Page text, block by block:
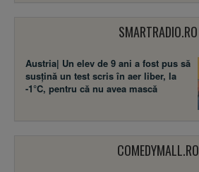
SMARTRADIO.RO
Austria| Un elev de 9 ani a fost pus să
susţină un test scris în aer liber, la
-1°C, pentru că nu avea mască
COMEDYMALL.RO